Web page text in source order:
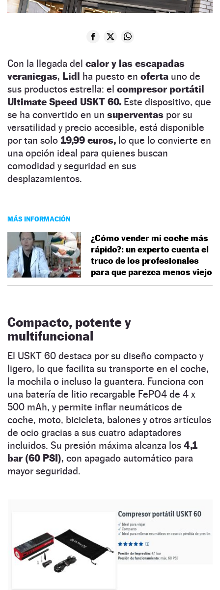
Con la llegada del calor y las escapadas
veraniegas, Lidl ha puesto en oferta uno de
sus productos estrella: el compresor portátil
Ultimate Speed USKT 60. Este dispositivo, que
se ha convertido en un superventas por su
versatilidad y precio accesible, está disponible
por tan solo 19,99 euros, lo que lo convierte en
una opción ideal para quienes buscan
comodidad y seguridad en sus
desplazamientos.
MÁS INFORMACIÓN
¿Cómo vender mi coche más
rápido?: un experto cuenta el
truco de los profesionales
para que parezca menos viejo
Compacto, potente y
multifuncional
El USKT 60 destaca por su diseño compacto y
ligero, lo que facilita su transporte en el coche,
la mochila o incluso la guantera. Funciona con
una batería de litio recargable FePO4 de 4 x
500 mAh, y permite inflar neumáticos de
coche, moto, bicicleta, balones y otros artículos
de ocio gracias a sus cuatro adaptadores
incluidos. Su presión máxima alcanza los 4,1
bar (60 PSI), con apagado automático para
mayor seguridad.